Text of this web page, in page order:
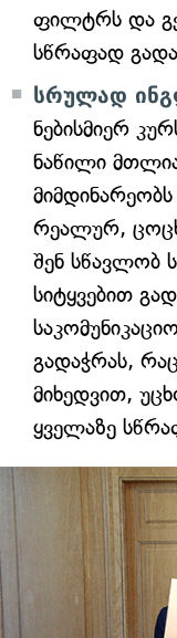
ფილტრს და
სწრაფად
სრულად
ნებისმიერ
ნაწილი
რეალურ,
შენ სწავლობ
სიტყვებით
გადაჭრას,
მიხედვით,
ყველაზე